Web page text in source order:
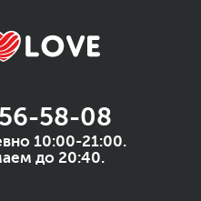
58-08
10:00-21:00.
до 20:40.